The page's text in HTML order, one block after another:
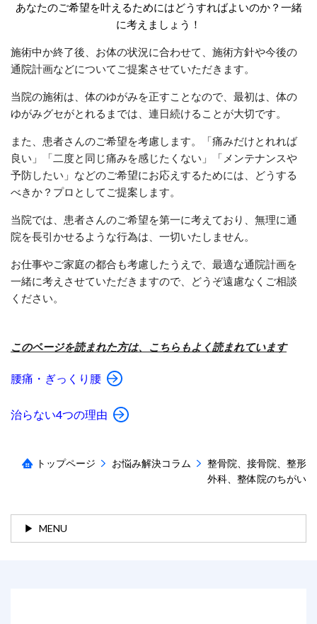
あなたのご希望を叶えるためにはどうすればよいのか？一緒
に考えましょう！
施術中か終了後、お体の状況に合わせて、施術方針や今後の
通院計画などについてご提案させていただきます。
当院の施術は、体のゆがみを正すことなので、最初は、体の
ゆがみグセがとれるまでは、連日続けることが大切です。
また、患者さんのご希望を考慮します。「痛みだけとれれば
良い」「二度と同じ痛みを感じたくない」「メンテナンスや
予防したい」などのご希望にお応えするためには、どうする
べきか？プロとしてご提案します。
当院では、患者さんのご希望を第一に考えており、無理に通
院を長引かせるような行為は、一切いたしません。
お仕事やご家庭の都合も考慮したうえで、最適な通院計画を
一緒に考えさせていただきますので、どうぞ遠慮なくご相談
ください。
このページを読まれた方は、こちらもよく読まれています
腰痛・ぎっくり腰
治らない4つの理由
トップページ お悩み解決コラム
整骨院、接骨院、整形
外科、整体院のちがい
MENU